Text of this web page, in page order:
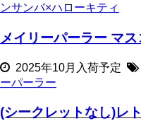
ンサンバ×ハローキティ
メイリーパーラー マ
2025年10月入荷予定
ーパーラー
(シークレットなし)レ